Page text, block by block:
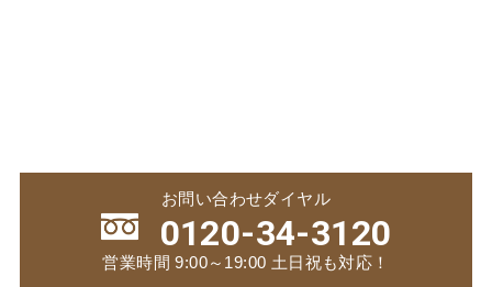
お問い合わせダイヤル
0120-34-3120
営業時間 9:00～19:00 土日祝も対応！